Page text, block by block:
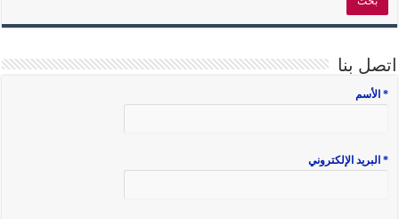
اتصل بنا
* الأسم
* البريد الإلكتروني